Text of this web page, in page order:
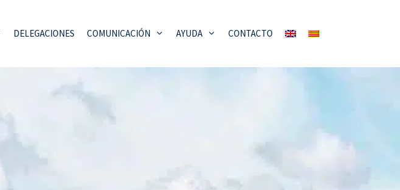
DELEGACIONES COMUNICACIÓN AYUDA CONTACTO